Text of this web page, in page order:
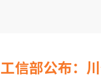
工信部公布：